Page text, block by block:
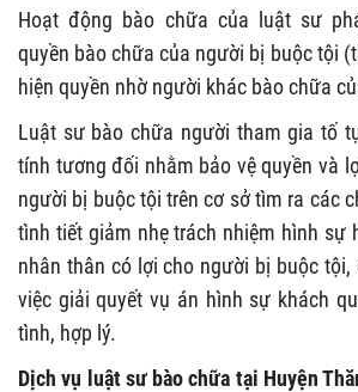
Hoạt động bào chữa của luật sư
quyền bào chữa của người bị buộc tội
hiện quyền nhờ người khác bào chữa
Luật sư bào chữa người tham gia tố
tính tương đối nhằm bảo vệ quyền và
người bị buộc tội trên cơ sở tìm ra các
tình tiết giảm nhẹ trách nhiệm hình sự
nhân thân có lợi cho người bị buộc
việc giải quyết vụ án hình sự khách
tình, hợp lý.
Dịch vụ luật sư bào chữa tại Huyện